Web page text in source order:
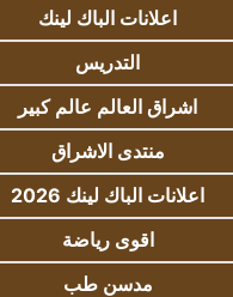
اعلانات الباك لينك
التدريس
اشراق العالم عالم كبير
منتدى الاشراق
اعلانات الباك لينك 2026
اقوى رياضة
مدسن طب